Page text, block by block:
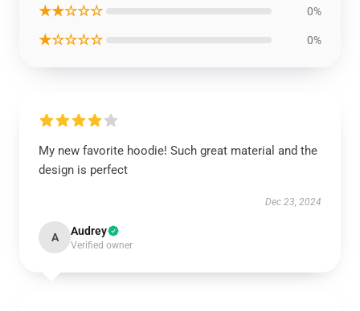
★★☆☆☆ 0%
★☆☆☆☆ 0%
My new favorite hoodie! Such great material and the
design is perfect
Dec 23, 2024
A Audrey
Verified owner